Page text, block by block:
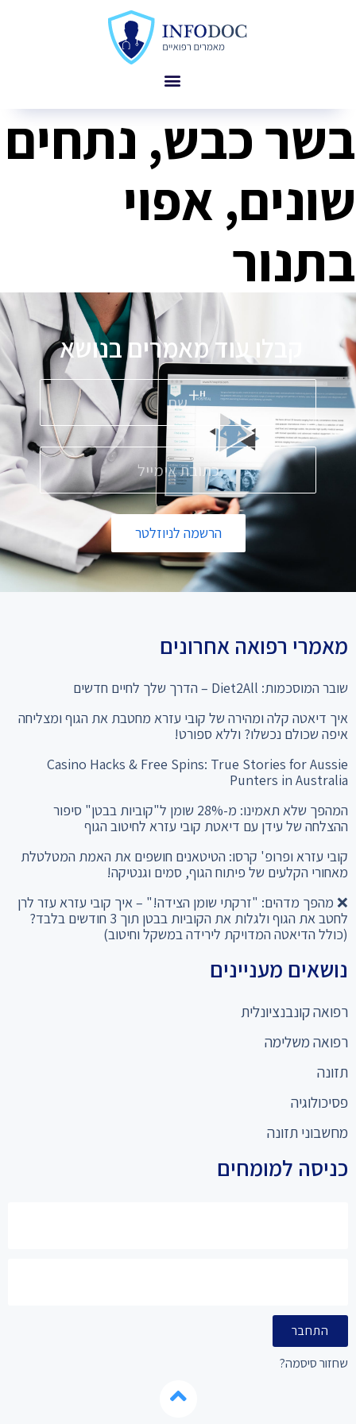
בשר כבש, נתחים
שונים, אפוי
בתנור
קבלו עוד מאמרים בנושא
הרשמה לניוזלטר
מאמרי רפואה אחרונים
שובר המוסכמות: Diet2All – הדרך שלך לחיים חדשים
איך דיאטה קלה ומהירה של קובי עזרא מחטבת את הגוף ומצליחה
איפה שכולם נכשלו? וללא ספורט!
Casino Hacks & Free Spins: True Stories for Aussie
Punters in Australia
המהפך שלא תאמינו: מ-28% שומן ל"קוביות בבטן" סיפור
ההצלחה של עידן עם דיאטת קובי עזרא לחיטוב הגוף
קובי עזרא ופרופ' קרסו: הטיטאנים חושפים את האמת המטלטלת
מאחורי הקלעים של פיתוח הגוף, סמים וגנטיקה!
❌ מהפך מדהים: "זרקתי שומן הצידה!" – איך קובי עזרא עזר לרן
לחטב את הגוף ולגלות את הקוביות בבטן תוך 3 חודשים בלבד?
(כולל הדיאטה המדויקת לירידה במשקל וחיטוב)
נושאים מעניינים
רפואה קונבנציונלית
רפואה משלימה
תזונה
פסיכולוגיה
מחשבוני תזונה
כניסה למומחים
התחבר
שחזור סיסמה?